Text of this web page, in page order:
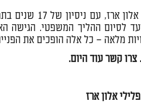
לסיום ההליך המשפטי. הגישה
מלאה – כל אלה הופכים את
קשר עוד היום.
אלון ארז